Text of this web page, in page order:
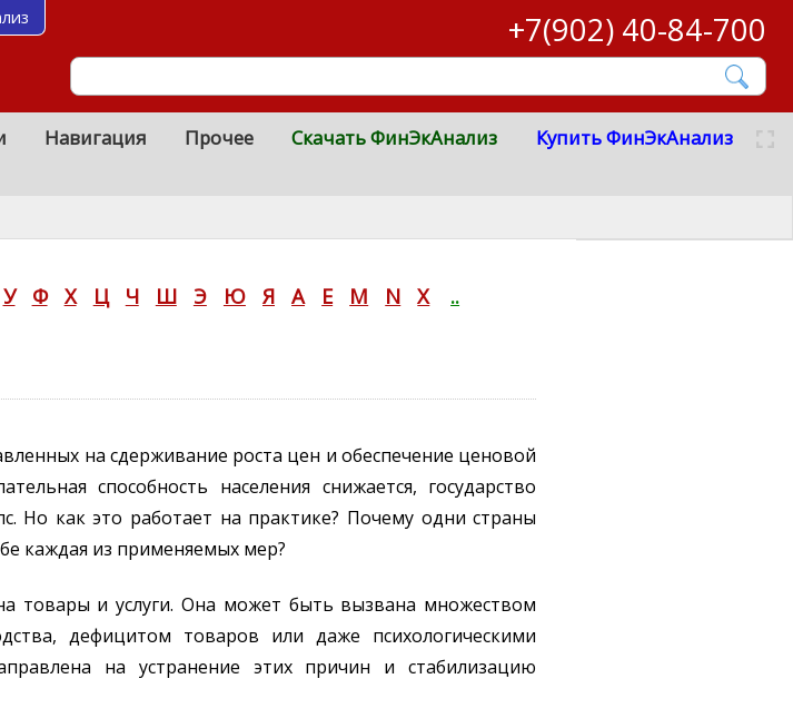
+7(902) 40-84-700
Навигация Прочее Скачать ФинЭкАнализ Купить ФинЭкАнализ
У Ф Х Ц Ч Ш Э Ю Я A E M N X ..
на сдерживание роста цен и обеспечение ценовой
способность населения снижается, государство
Но как это работает на практике? Почему одни страны
каждая из применяемых мер?
товары и услуги. Она может быть вызвана множеством
дефицитом товаров или даже психологическими
на устранение этих причин и стабилизацию